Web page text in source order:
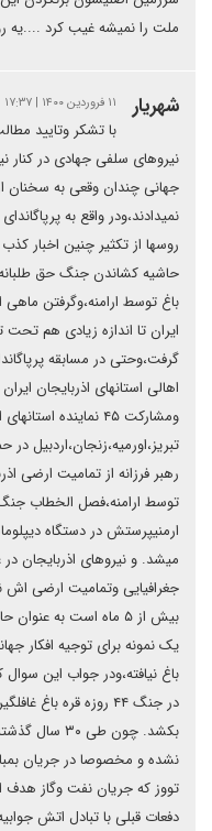
ملت را نمیشه غیب کرد ....یه
شهریار ۱۱ فروردین ۱۴۰۰ | ۱۷:۳۷
با تشکر وتایید
نیروهای سلفی جهادی در کنار
جهانی چندان وقعی به سخنان
نمیدادند،ودر واقع به
روسها از تکثیر چنین اخبار
حاشیه کشاندن جنگ حق
باغ توسط ارامنه،وگرفتن ماهی
ایران تا اندازه زیادی هم تحت
گرفت،وحتی در مسابقه
اهالی استانهای اذربایجان
تبریز،اورمیه،زنجان،اردبیل
رهبر فرزانه از تمامیت ارضی
توسط ارامنه،فصل الخطاب
ارمنیپرستش در دستگاه
جغرافیایی وتمامیت ارضی اش
بیش از ۵ ماه است به
یک نمونه برای توجیه افکار
باغ نیافته،ودر جواب این
در جنگ ۴۴ روزه قره
بکشد. چون
نشده و مخصوصا در جریان
تووز که جریان نفت وگاز هدف
دفعات قبلی با تبادل اتش